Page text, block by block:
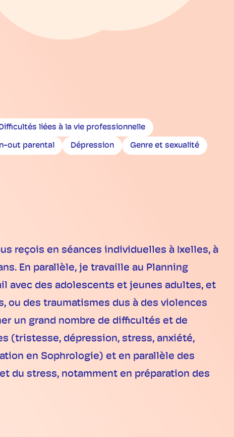
liées à la vie professionnelle
out parental Dépression Genre et sexualité
reçois en séances individuelles à Ixelles, à
En parallèle, je travaille au Planning
avec des adolescents et jeunes adultes, et
ou des traumatismes dus à des violences
un grand nombre de difficultés et de
(tristesse, dépression, stress, anxiété,
en Sophrologie) et en parallèle des
du stress, notamment en préparation des